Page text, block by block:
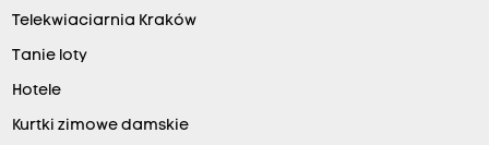
Telekwiaciarnia Kraków
Tanie loty
Hotele
Kurtki zimowe damskie